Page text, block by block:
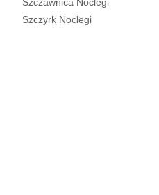
Szczyrk Noclegi